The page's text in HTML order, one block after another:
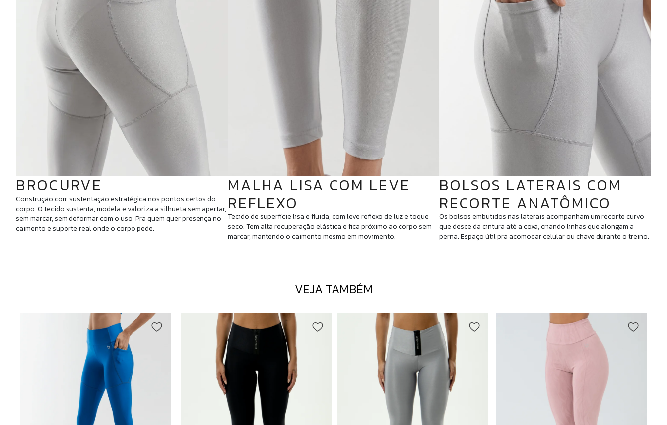
BROCURVE
Construção com sustentação estratégica nos pontos certos do
corpo. O tecido sustenta, modela e valoriza a silhueta sem apertar,
sem marcar, sem deformar com o uso. Pra quem quer presença no
caimento e suporte real onde o corpo pede.
MALHA LISA COM LEVE
REFLEXO
Tecido de superfície lisa e fluida, com leve reflexo de luz e toque
seco. Tem alta recuperação elástica e fica próximo ao corpo sem
marcar, mantendo o caimento mesmo em movimento.
BOLSOS LATERAIS COM
RECORTE ANATÔMICO
Os bolsos embutidos nas laterais acompanham um recorte curvo
que desce da cintura até a coxa, criando linhas que alongam a
perna. Espaço útil pra acomodar celular ou chave durante o treino.
VEJA TAMBÉM